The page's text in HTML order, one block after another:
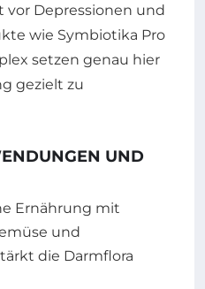
Depressionen und
wie Symbiotika Pro
setzen genau hier
gezielt zu
UND
Ernährung mit
und
die Darmflora